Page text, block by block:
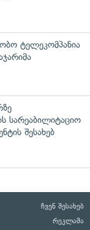
ტელეკომპანია
სარეაბილიტაციო
შესახებ
ჩვენ შესახებ
რეკლამა